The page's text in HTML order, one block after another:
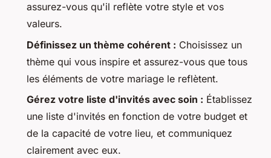
assurez-vous qu'il reflète votre style et vos
valeurs.
Définissez un thème cohérent : Choisissez un
thème qui vous inspire et assurez-vous que tous
les éléments de votre mariage le reflètent.
Gérez votre liste d'invités avec soin : Établissez
une liste d'invités en fonction de votre budget et
de la capacité de votre lieu, et communiquez
clairement avec eux.